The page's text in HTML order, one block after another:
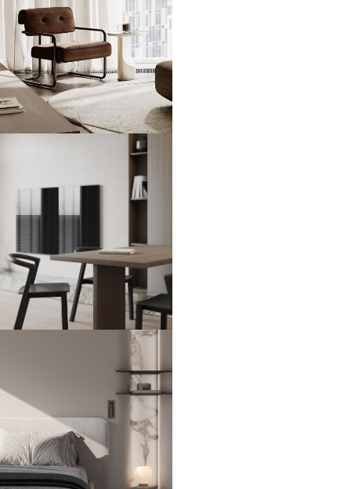
35 м2
ЖК Sky House
109 м2
ЖК MYPRIORITY Basmanny
74 м2